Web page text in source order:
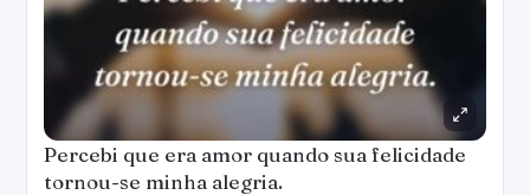
Percebi que era amor quando sua felicidade
tornou-se minha alegria.